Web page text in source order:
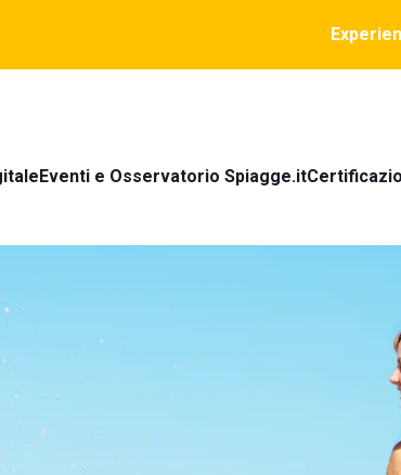
Eventi e Osservatorio Spiagge.it